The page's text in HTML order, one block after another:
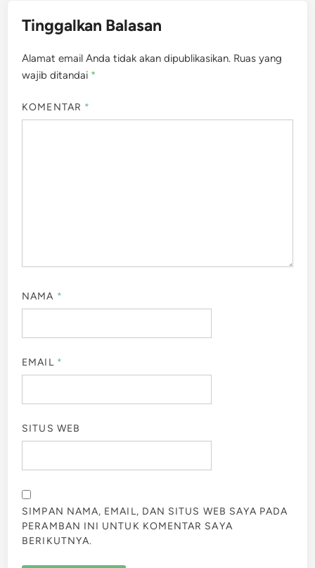
Tinggalkan Balasan
Alamat email Anda tidak akan dipublikasikan. Ruas yang
wajib ditandai *
KOMENTAR *
NAMA *
EMAIL *
SITUS WEB
SIMPAN NAMA, EMAIL, DAN SITUS WEB SAYA PADA
PERAMBAN INI UNTUK KOMENTAR SAYA
BERIKUTNYA.